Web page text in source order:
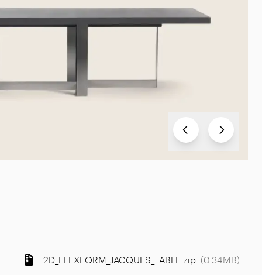
Test Test
2D_FLEXFORM_JACQUES_TABLE.zip (0.34MB)